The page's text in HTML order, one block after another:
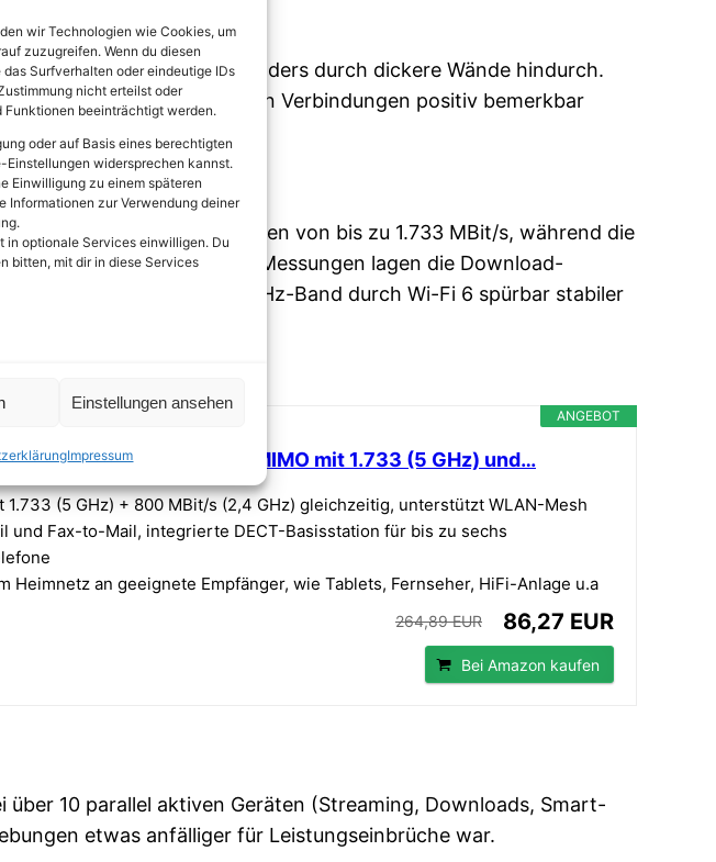
wir Technologien wie Cookies, um
zuzugreifen. Wenn du diesen
Surfverhalten oder eindeutige IDs
nicht erteilst oder
beeinträchtigt werden.
oder auf Basis eines berechtigten
Einstellungen widersprechen kannst.
Einwilligung zu einem späteren
Informationen zur Verwendung deiner
in optionale Services einwilligen. Du
bitten, mit dir in diese Services
Einstellungen ansehen
Impressum
bessere Stabilität – besonders durch dickere Wände hindurch.
bei vielen gleichzeitigen Verbindungen positiv bemerkbar
WLAN-Geschwindigkeiten von bis zu 1.733 MBit/s, während die
3×3 MIMO. Bei realen Messungen lagen die Download-
die 7530 AX im 2,4-GHz-Band durch Wi-Fi 6 spürbar stabiler
ANGEBOT
(VDSL-/ADSL, 4×4 MU-MIMO mit 1.733 (5 GHz) und…
(5 GHz) + 800 MBit/s (2,4 GHz) gleichzeitig, unterstützt WLAN-Mesh
Fax-to-Mail, integrierte DECT-Basisstation für bis zu sechs
Heimnetz an geeignete Empfänger, wie Tablets, Fernseher, HiFi-Anlage u.a
264,89 EUR 86,27 EUR
Bei Amazon kaufen
10 parallel aktiven Geräten (Streaming, Downloads, Smart-
etwas anfälliger für Leistungseinbrüche war.